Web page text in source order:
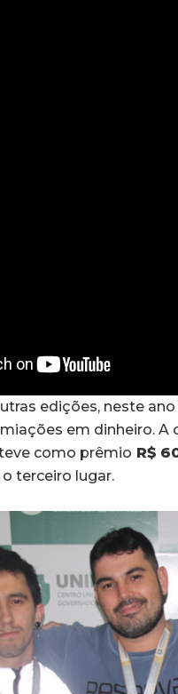
edições, neste
em dinheiro.
como prêmio R$
o terceiro lugar.